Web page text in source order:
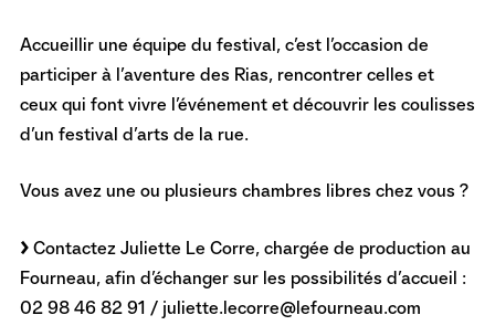
Accueillir une équipe du festival, c’est l’occasion de
participer à l’aventure des Rias, rencontrer celles et
ceux qui font vivre l’événement et découvrir les coulisses
d’un festival d’arts de la rue.
Vous avez une ou plusieurs chambres libres chez vous ?
Contactez Juliette Le Corre, chargée de production au
Fourneau, afin d’échanger sur les possibilités d’accueil :
02 98 46 82 91 / juliette.lecorre@lefourneau.com